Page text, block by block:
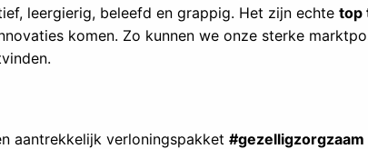
leergierig, beleefd en grappig. Het zijn echte top
komen. Zo kunnen we onze sterke
aantrekkelijk verloningspakket #gezelligzorgzaam